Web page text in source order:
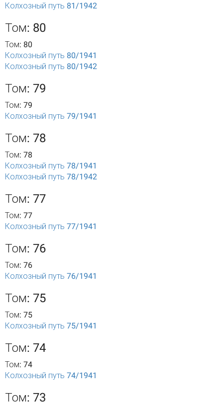
Колхозный путь 81/1942
Том: 80
Том: 80
Колхозный путь 80/1941
Колхозный путь 80/1942
Том: 79
Том: 79
Колхозный путь 79/1941
Том: 78
Том: 78
Колхозный путь 78/1941
Колхозный путь 78/1942
Том: 77
Том: 77
Колхозный путь 77/1941
Том: 76
Том: 76
Колхозный путь 76/1941
Том: 75
Том: 75
Колхозный путь 75/1941
Том: 74
Том: 74
Колхозный путь 74/1941
Том: 73